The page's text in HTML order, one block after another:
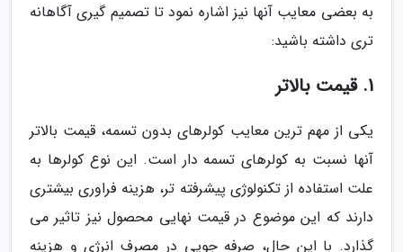
به بعضی معایب آنها نیز اشاره نمود تا تصمیم گیری آگاهانه
تری داشته باشید:
1. قیمت بالاتر
یکی از مهم ترین معایب کولرهای بدون تسمه، قیمت بالاتر
آنها نسبت به کولرهای تسمه دار است. این نوع کولرها به
علت استفاده از تکنولوژی پیشرفته تر، هزینه فراوری بیشتری
دارند که این موضوع در قیمت نهایی محصول نیز تاثیر می
گذارد. با این حال، صرفه جویی در مصرف انرژی و هزینه